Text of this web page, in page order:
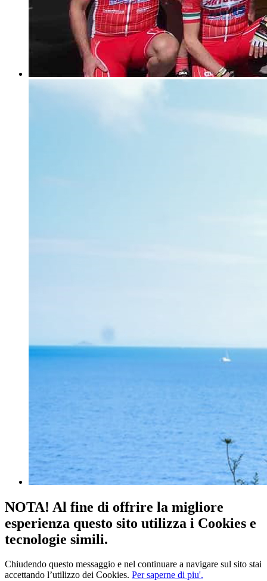
NOTA! Al fine di offrire la migliore
esperienza questo sito utilizza i Cookies e
tecnologie simili.
Chiudendo questo messaggio e nel continuare a navigare sul sito stai
accettando l’utilizzo dei Cookies. Per saperne di piu'.